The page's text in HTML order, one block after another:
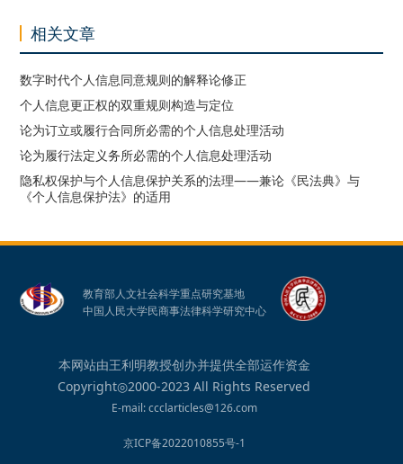
相关文章
数字时代个人信息同意规则的解释论修正
个人信息更正权的双重规则构造与定位
论为订立或履行合同所必需的个人信息处理活动
论为履行法定义务所必需的个人信息处理活动
隐私权保护与个人信息保护关系的法理——兼论《民法典》与
《个人信息保护法》的适用
教育部人文社会科学重点研究基地
中国人民大学民商事法律科学研究中心
本网站由王利明教授创办并提供全部运作资金
Copyright◎2000-2023 All Rights Reserved
E-mail: ccclarticles@126.com
京ICP备2022010855号-1